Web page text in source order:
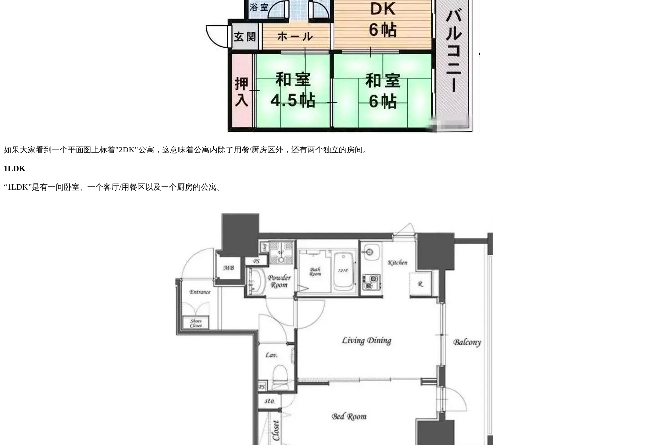
如果大家看到一个平面图上标着"2DK"公寓，这意味着公寓内除了用餐/厨房区外，还有两个独立的房间。
1LDK
“1LDK”是有一间卧室、一个客厅/用餐区以及一个厨房的公寓。